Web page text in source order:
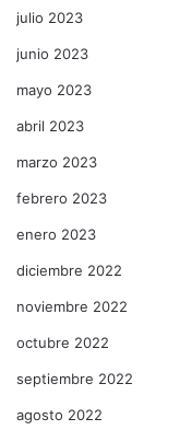
julio 2023
junio 2023
mayo 2023
abril 2023
marzo 2023
febrero 2023
enero 2023
diciembre 2022
noviembre 2022
octubre 2022
septiembre 2022
agosto 2022